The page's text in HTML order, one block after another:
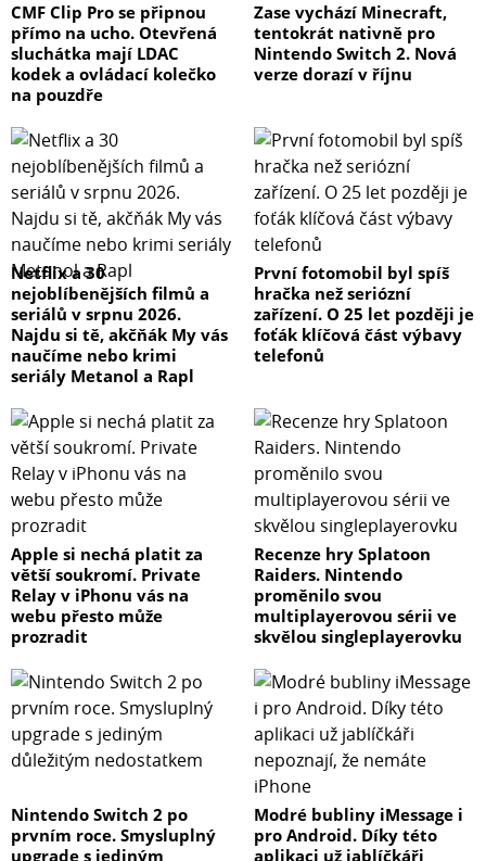
CMF Clip Pro se připnou
přímo na ucho. Otevřená
sluchátka mají LDAC
kodek a ovládací kolečko
na pouzdře
Zase vychází Minecraft,
tentokrát nativně pro
Nintendo Switch 2. Nová
verze dorazí v říjnu
Netflix a 30
nejoblíbenějších filmů a
seriálů v srpnu 2026.
Najdu si tě, akčňák My vás
naučíme nebo krimi
seriály Metanol a Rapl
První fotomobil byl spíš
hračka než seriózní
zařízení. O 25 let později je
foťák klíčová část výbavy
telefonů
Apple si nechá platit za
větší soukromí. Private
Relay v iPhonu vás na
webu přesto může
prozradit
Recenze hry Splatoon
Raiders. Nintendo
proměnilo svou
multiplayerovou sérii ve
skvělou singleplayerovku
Nintendo Switch 2 po
prvním roce. Smysluplný
upgrade s jediným
Modré bubliny iMessage i
pro Android. Díky této
aplikaci už jablíčkáři